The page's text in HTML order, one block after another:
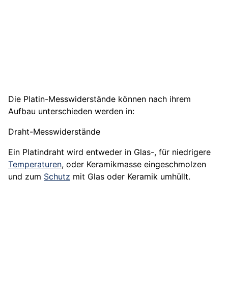
Die Platin-Messwiderstände können nach ihrem
Aufbau unterschieden werden in:
Draht-Messwiderstände
Ein Platindraht wird entweder in Glas-, für niedrigere
Temperaturen, oder Keramikmasse eingeschmolzen
und zum Schutz mit Glas oder Keramik umhüllt.